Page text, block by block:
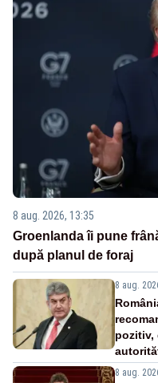
8 aug. 2026, 13:35
Groenlanda îi pune
după planul de foraj
8 aug.
pozitiv,
8 aug.